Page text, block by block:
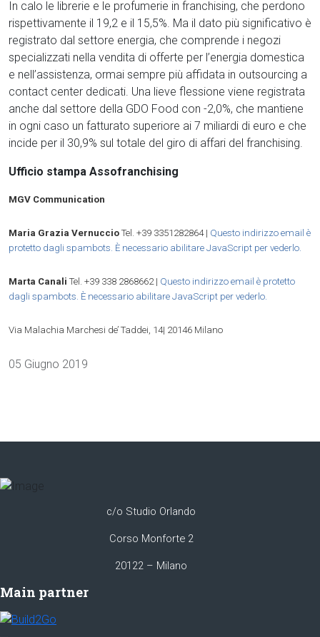
In calo le librerie e le profumerie in franchising, che perdono
rispettivamente il 19,2 e il 15,5%. Ma il dato più significativo è
registrato dal settore energia, che comprende i negozi
specializzati nella vendita di offerte per l’energia domestica
e nell’assistenza, ormai sempre più affidata in outsourcing a
contact center dedicati. Una lieve flessione viene registrata
anche dal settore della GDO Food con -2,0%, che mantiene
in ogni caso un fatturato superiore ai 7 miliardi di euro e che
incide per il 30,9% sul totale del giro di affari del franchising.
Ufficio stampa Assofranchising
MGV Communication
Maria Grazia Vernuccio Tel. +39 3351282864 | Questo indirizzo email è
protetto dagli spambots. È necessario abilitare JavaScript per vederlo.
Marta Canali Tel. +39 338 2868662 | Questo indirizzo email è protetto
dagli spambots. È necessario abilitare JavaScript per vederlo.
Via Malachia Marchesi de’ Taddei, 14| 20146 Milano
Dettagli
05 Giugno 2019
c/o Studio Orlando
Corso Monforte 2
20122 – Milano
Main partner